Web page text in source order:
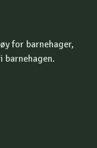
for barnehager,